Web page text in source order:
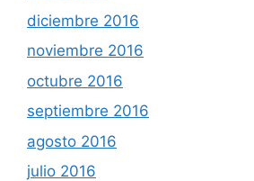
diciembre 2016
noviembre 2016
octubre 2016
septiembre 2016
agosto 2016
julio 2016